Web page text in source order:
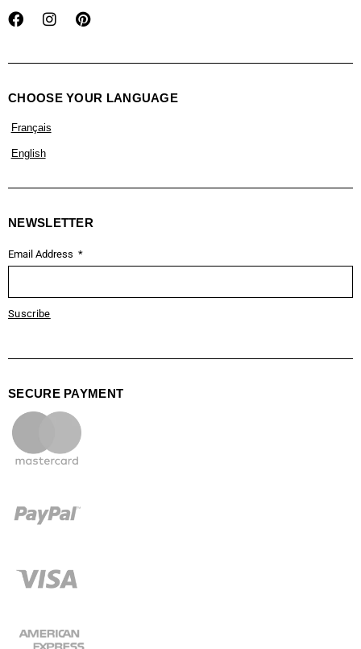
CHOOSE YOUR LANGUAGE
Français
English
NEWSLETTER
Email Address
Suscribe
SECURE PAYMENT